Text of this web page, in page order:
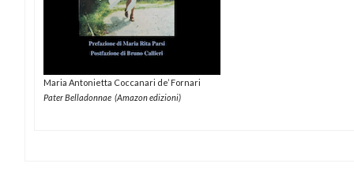
Maria Antonietta Coccanari de’ Fornari
Pater Belladonnae (Amazon edizioni)